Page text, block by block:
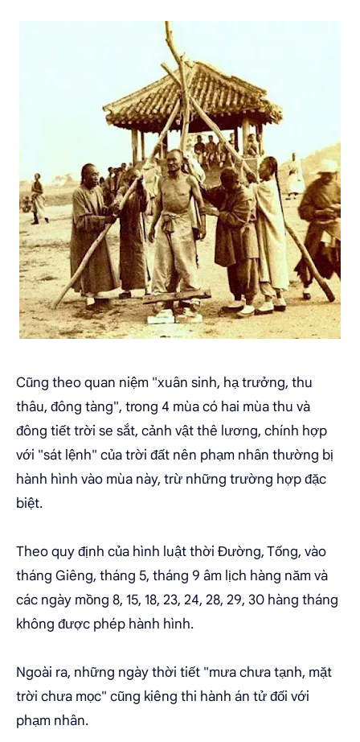
Cũng theo quan niệm "xuân sinh, hạ trưởng, thu
thâu, đông tàng", trong 4 mùa có hai mùa thu và
đông tiết trời se sắt, cảnh vật thê lương, chính hợp
với "sát lệnh" của trời đất nên phạm nhân thường bị
hành hình vào mùa này, trừ những trường hợp đặc
biệt.
Theo quy định của hình luật thời Đường, Tống, vào
tháng Giêng, tháng 5, tháng 9 âm lịch hàng năm và
các ngày mồng 8, 15, 18, 23, 24, 28, 29, 30 hàng tháng
không được phép hành hình.
Ngoài ra, những ngày thời tiết "mưa chưa tạnh, mặt
trời chưa mọc" cũng kiêng thi hành án tử đối với
phạm nhân.